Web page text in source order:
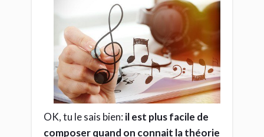
OK, tu le sais bien: il est plus facile de
composer quand on connait la théorie